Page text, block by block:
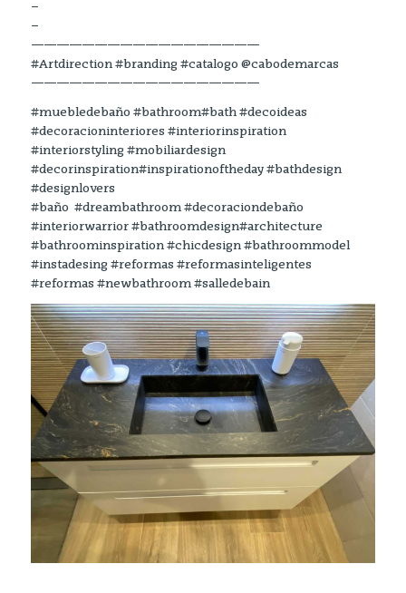
–
–
——————————————————
#Artdirection #branding #catalogo @cabodemarcas
——————————————————
#muebledebaño #bathroom#bath #decoideas
#decoracioninteriores #interiorinspiration
#interiorstyling #mobiliardesign
#decorinspiration#inspirationoftheday #bathdesign
#designlovers
#baño #dreambathroom #decoraciondebaño
#interiorwarrior #bathroomdesign#architecture
#bathroominspiration #chicdesign #bathroommodel
#instadesing #reformas #reformasinteligentes
#reformas #newbathroom #salledebain